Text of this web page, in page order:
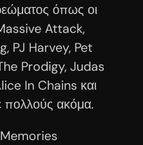
όπως οι
Attack,
PJ Harvey, Pet
Prodigy, Judas
In Chains και
ακόμα.